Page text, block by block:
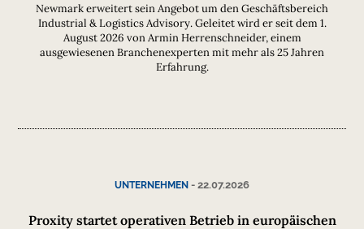
Newmark erweitert sein Angebot um den Geschäftsbereich
Industrial & Logistics Advisory. Geleitet wird er seit dem 1.
August 2026 von Armin Herrenschneider, einem
ausgewiesenen Branchenexperten mit mehr als 25 Jahren
Erfahrung.
UNTERNEHMEN - 22.07.2026
Proxity startet operativen Betrieb in europäischen